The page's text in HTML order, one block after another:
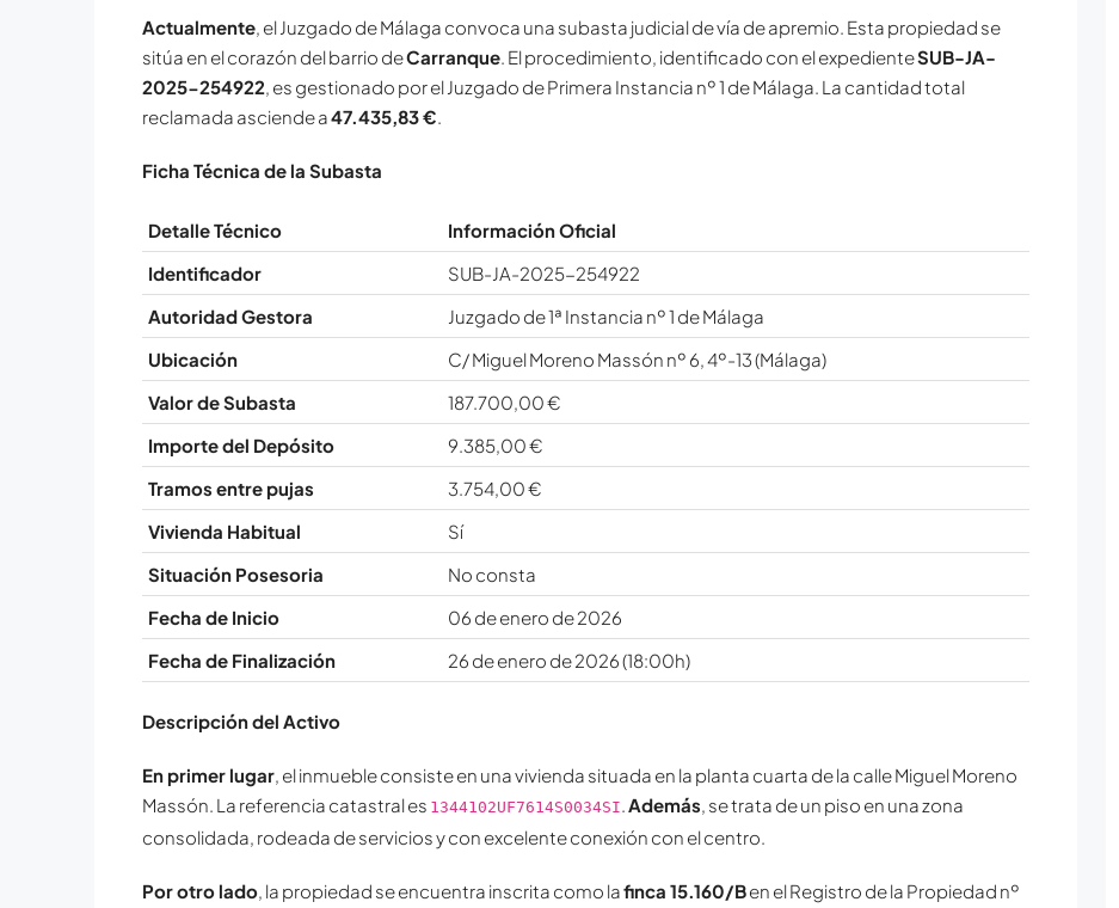
Actualmente, el Juzgado de Málaga convoca una subasta judicial de vía de apremio. Esta propiedad se
sitúa en el corazón del barrio deCarranque. El procedimiento, identificado con el expedienteSUB-JA-
2025-254922, es gestionado por el Juzgado de Primera Instancia nº 1 de Málaga. La cantidad total
reclamada asciende a47.435,83 €.
Ficha Técnica de la Subasta
Detalle Técnico
Información Oficial
Identificador
SUB-JA-2025-254922
Autoridad Gestora
Juzgado de 1ª Instancia nº 1 de Málaga
Ubicación
C/ Miguel Moreno Massón nº 6, 4º-13 (Málaga)
Valor de Subasta
187.700,00 €
Importe del Depósito
9.385,00 €
Tramos entre pujas
3.754,00 €
Vivienda Habitual
Sí
Situación Posesoria
No consta
Fecha de Inicio
06 de enero de 2026
Fecha de Finalización
26 de enero de 2026 (18:00h)
Descripción del Activo
En primer lugar, el inmueble consiste en una vivienda situada en la planta cuarta de la calle Miguel Moreno
Massón. La referencia catastral es 1344102UF7614S0034SI.Además, se trata de un piso en una zona
consolidada, rodeada de servicios y con excelente conexión con el centro.
Por otro lado, la propiedad se encuentra inscrita como lafinca 15.160/Ben el Registro de la Propiedad nº